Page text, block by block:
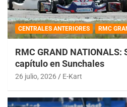
CENTRALES ANTERIORES RMC
RMC GRAND
capítulo en Sunchales
26 julio, 2026 E-Kart